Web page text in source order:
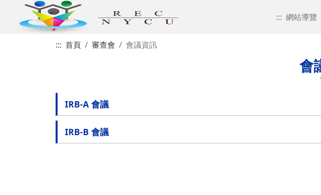
::: 網站導覽
::: 首頁 審查會 會議資訊
會
IRB-A 會議
IRB-B 會議